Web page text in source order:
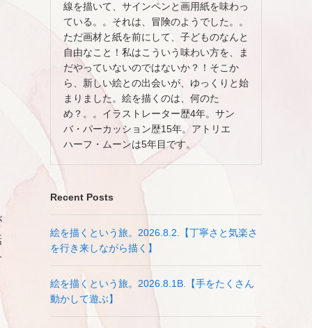
線を描いて、サインペンと画用紙を味わっ
ている。。それは、冒険のようでした。。
ただ画材と紙を前にして、子どものなんと
自由なこと！私はこういう味わい方を、ま
だやっていないのではないか？！そこか
ら、新しい絵との出会いが、ゆっくりと始
まりました。絵を描くのは、何のた
め？。。イラストレーター歴4年。サン
バ・パーカッション歴15年。アトリエ
ハーフ・ムーンは5年目です。
Recent Posts
絵を描くという旅。2026.8.2.【丁寧さと気楽さ
を行き来しながら描く】
絵を描くという旅。2026.8.1B.【手をたくさん
動かして遊ぶ】